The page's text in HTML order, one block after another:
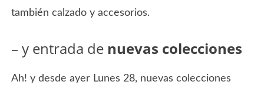
también calzado y accesorios.
– y entrada de nuevas colecciones
Ah! y desde ayer Lunes 28, nuevas colecciones